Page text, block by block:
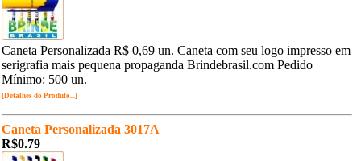
Caneta Personalizada R$ 0,69 un. Caneta com seu logo impresso em
serigrafia mais pequena propaganda Brindebrasil.com Pedido
Mínimo: 500 un.
[Detalhes do Produto...]
Caneta Personalizada 3017A
R$0.79